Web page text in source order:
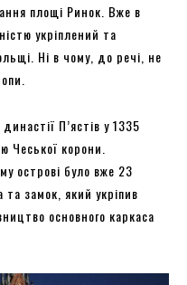
площі Ринок. Вже в
укріплений та
Ні в чому, до речі, не
П’ястів у 1335
Чеської корони.
острові було вже 23
замок, який укріпив
основного каркаса